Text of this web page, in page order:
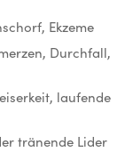
Ekzeme
Durchfall,
laufende
tränende Lider